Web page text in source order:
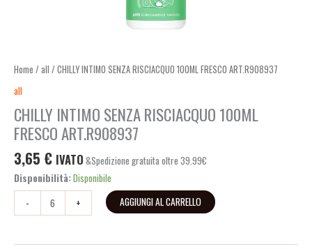
Home / all / CHILLY INTIMO SENZA RISCIACQUO 100ML FRESCO ART.R908937
all
CHILLY INTIMO SENZA RISCIACQUO 100ML
FRESCO ART.R908937
3,65 € IVATO &Spedizione gratuita oltre 39.99€
Disponibilità:Disponibile
-
+ AGGIUNGI AL CARRELLO